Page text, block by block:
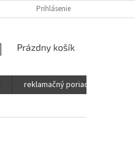
Prihlásenie
NÁKUPNÝ
Prázdny košík
reklamačný poriadok